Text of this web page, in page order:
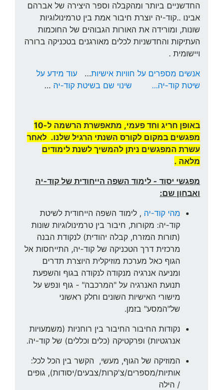
החדשניים ביותר ומהקבלה וספר היצירה של אברהם
אבינו ..קוד-יה יוצרת חיבור אמת בין טרמינולוגיות
שונות, ומורידה את האורות הגבוהים של החוכמות
העתיקות והחדשניות לכלים מאורגנים בטכניקה ברורה
ויישומית .
אנשים מספרים על חוויות אישיות… עוד מידע על
שיטת קוד-יה...
שינוי שם בשיטת קוד-יה …
באופן חריג וחד פעמי, מתאפשרת הרשמה ל-10
מפגשים במקום לקורס השנתי הרגיל שלנו. לאחר
עשרת המפגשים ניתן להמשיך לשנת לימודים
מלאה .
מפגשי יסוד - לימוד השפה הייחודית של קוד-יה
ואבחון שם:
מהי קוד-יה , לימוד השפה הייחודית לשיטת
קוד-יה: מקורות, חיבור בין טרמינולוגיות שונות
(תורות המזרח, קבלה יהודית) לנקודת הבנה
מרכזית דרך הטכניקה של קוד-יה, התייחסות אל
הגוף כאל מערכת מוזיקלית היוצרת תדרים
ומניעה אנרגיה מנקודה לנקודה בגוף והשפעת
תנועת האנרגיה על "המרכבה" - גוף ונפש על
מישורי האישיות השונים וחלק ראשוני
של"המסע" בזמן.
נקודות החיבור החיבור בין רוחניות (משמעויות
אנרגטיות) ופרקטיקה (כלים וכללים) של קוד-יה.
המוזיקה של הגוף, מעשי, הקשר בין הכל לכל:
אותיות/מספרים/צ'קרות/צבעים/יסודות), גופים
/ הילה